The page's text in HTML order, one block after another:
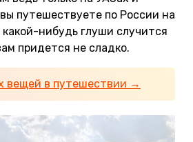
путешествуете по России на
нибудь глуши случится
придется не сладко.
вещей в путешествии →